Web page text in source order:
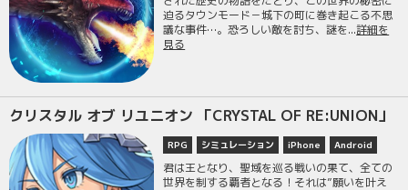
迫るタウンモード－城下の町に巻き起こる不思
議な事件…。恐ろしい敵を討ち、謎を...詳細を
見る
クリスタル オブ リユニオン 「CRYSTAL OF RE:UNION」
RPG シミュレーション iPhone Android
君は王となり、聖域を巡る戦いの果て、全ての
世界を制する覇者となる！それは”願いを叶え